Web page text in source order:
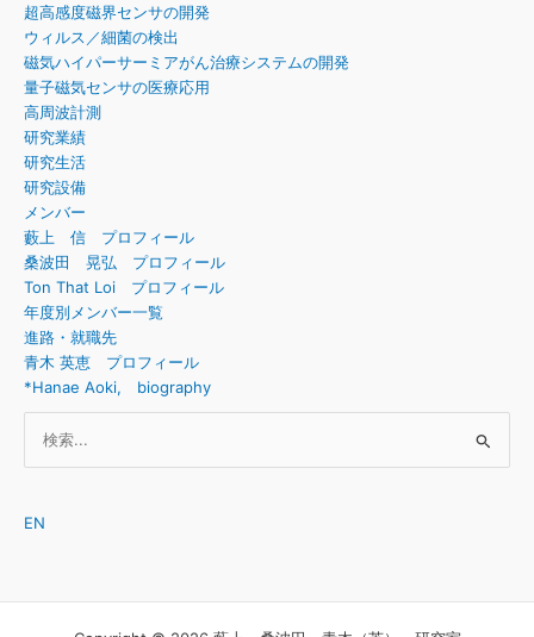
超高感度磁界センサの開発
ウィルス／細菌の検出
磁気ハイパーサーミアがん治療システムの開発
量子磁気センサの医療応用
高周波計測
研究業績
研究生活
研究設備
メンバー
藪上 信 プロフィール
桑波田 晃弘 プロフィール
Ton That Loi プロフィール
年度別メンバー一覧
進路・就職先
青木 英恵 プロフィール
*Hanae Aoki, biography
対
EN